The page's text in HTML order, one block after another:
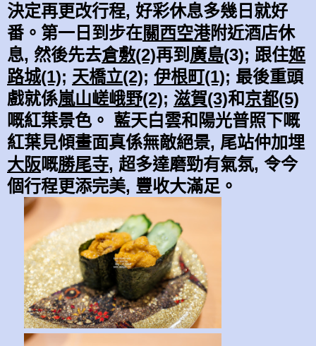
決定再更改行程, 好彩休息多幾日就好
番 。 第一日到步在關西空港附近酒店休
息, 然後先去倉敷(2)再到 廣島(3); 跟住姬
路城(1); 天橋立(2); 伊根町(1); 最後重頭
戲就係嵐山嵯峨野(2); 滋賀(3)和京都(5)
嘅紅葉景色。 藍天白雲和陽光普照下嘅
紅葉見傾畫面真係無敵絕景, 尾站仲加埋
大阪嘅勝尾寺, 超多達磨勁有氣氛, 令今
個行程更添完美, 豐收大滿足。